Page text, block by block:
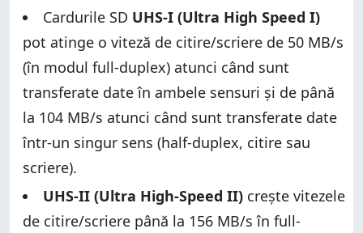
Cardurile SD UHS-I (Ultra High Speed I)
pot atinge o viteză de citire/scriere de 50 MB/s
(în modul full-duplex) atunci când sunt
transferate date în ambele sensuri și de până
la 104 MB/s atunci când sunt transferate date
într-un singur sens (half-duplex, citire sau
scriere).
UHS-II (Ultra High-Speed II) crește vitezele
de citire/scriere până la 156 MB/s în full-